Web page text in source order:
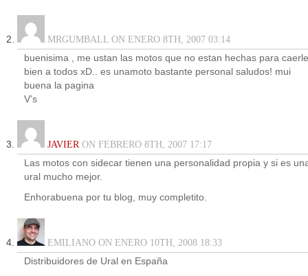
MRGUMBALL ON ENERO 8TH, 2007 03:14
buenisima , me ustan las motos que no estan hechas para caerle
bien a todos xD.. es unamoto bastante personal saludos! mui
buena la pagina
V’s
JAVIERON FEBRERO 8TH, 2007 17:17
Las motos con sidecar tienen una personalidad propia y si es
ural mucho mejor.
Enhorabuena por tu blog, muy completito.
EMILIANO ON ENERO 10TH, 2008 18:33
Distribuidores de Ural en España